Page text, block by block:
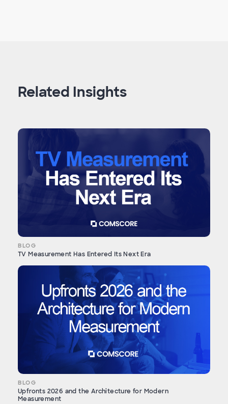
Related Insights
BLOG
TV Measurement Has Entered Its Next Era
BLOG
Upfronts 2026 and the Architecture for Modern
Measurement